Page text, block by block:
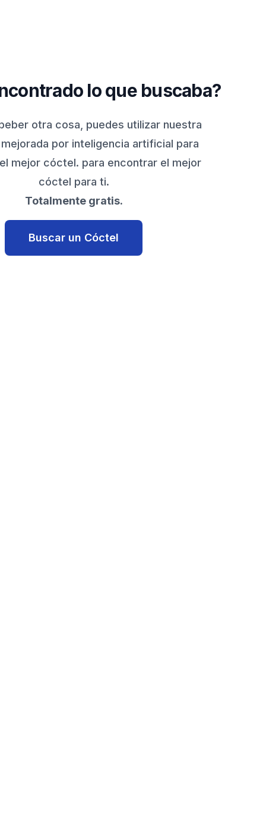
lo que buscaba?
otra cosa, puedes utilizar nuestra
por inteligencia artificial para
mejor cóctel. para encontrar el mejor
cóctel para ti.
Totalmente gratis.
Buscar un Cóctel